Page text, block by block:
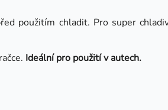
použitím chladit. Pro super
Ideální pro použití v autech.